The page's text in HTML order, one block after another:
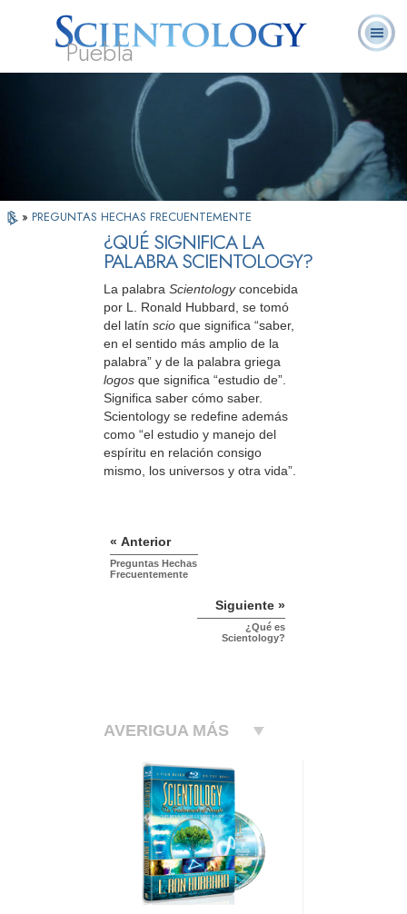
Puebla
¿Qué es
Scientology?
Ministros
Voluntarios
Preguntas
Frecuentes
» PREGUNTAS HECHAS FRECUENTEMENTE
¿QUÉ SIGNIFICA LA
PALABRA SCIENTOLOGY?
La palabra Scientologyconcebida
por L. Ronald Hubbard, se tomó
del latín scio que significa “saber,
en el sentido más amplio de la
palabra” y de la palabra griega
logos que significa “estudio de”.
Significa saber cómo saber.
Scientology se redefine además
como “el estudio y manejo del
espíritu en relación consigo
mismo, los universos y otra vida”.
« Anterior
Preguntas Hechas
Frecuentemente
Siguiente »
¿Qué es
Scientology?
AVERIGUA MÁS